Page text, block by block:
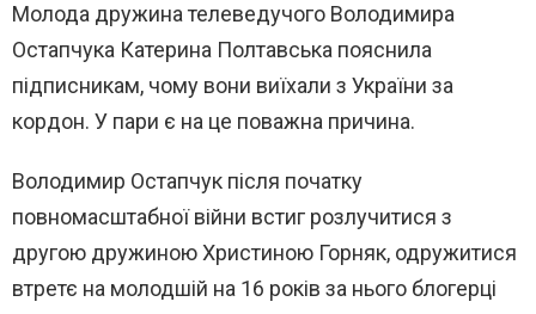
Молода дружина телеведучого Володимира
Остапчука Катерина Полтавська пояснила
підписникам, чому вони виїхали з України за
кордон. У пари є на це поважна причина.
Володимир Остапчук після початку
повномасштабної війни встиг розлучитися з
другою дружиною Христиною Горняк, одружитися
втретє на молодшій на 16 років за нього блогерці